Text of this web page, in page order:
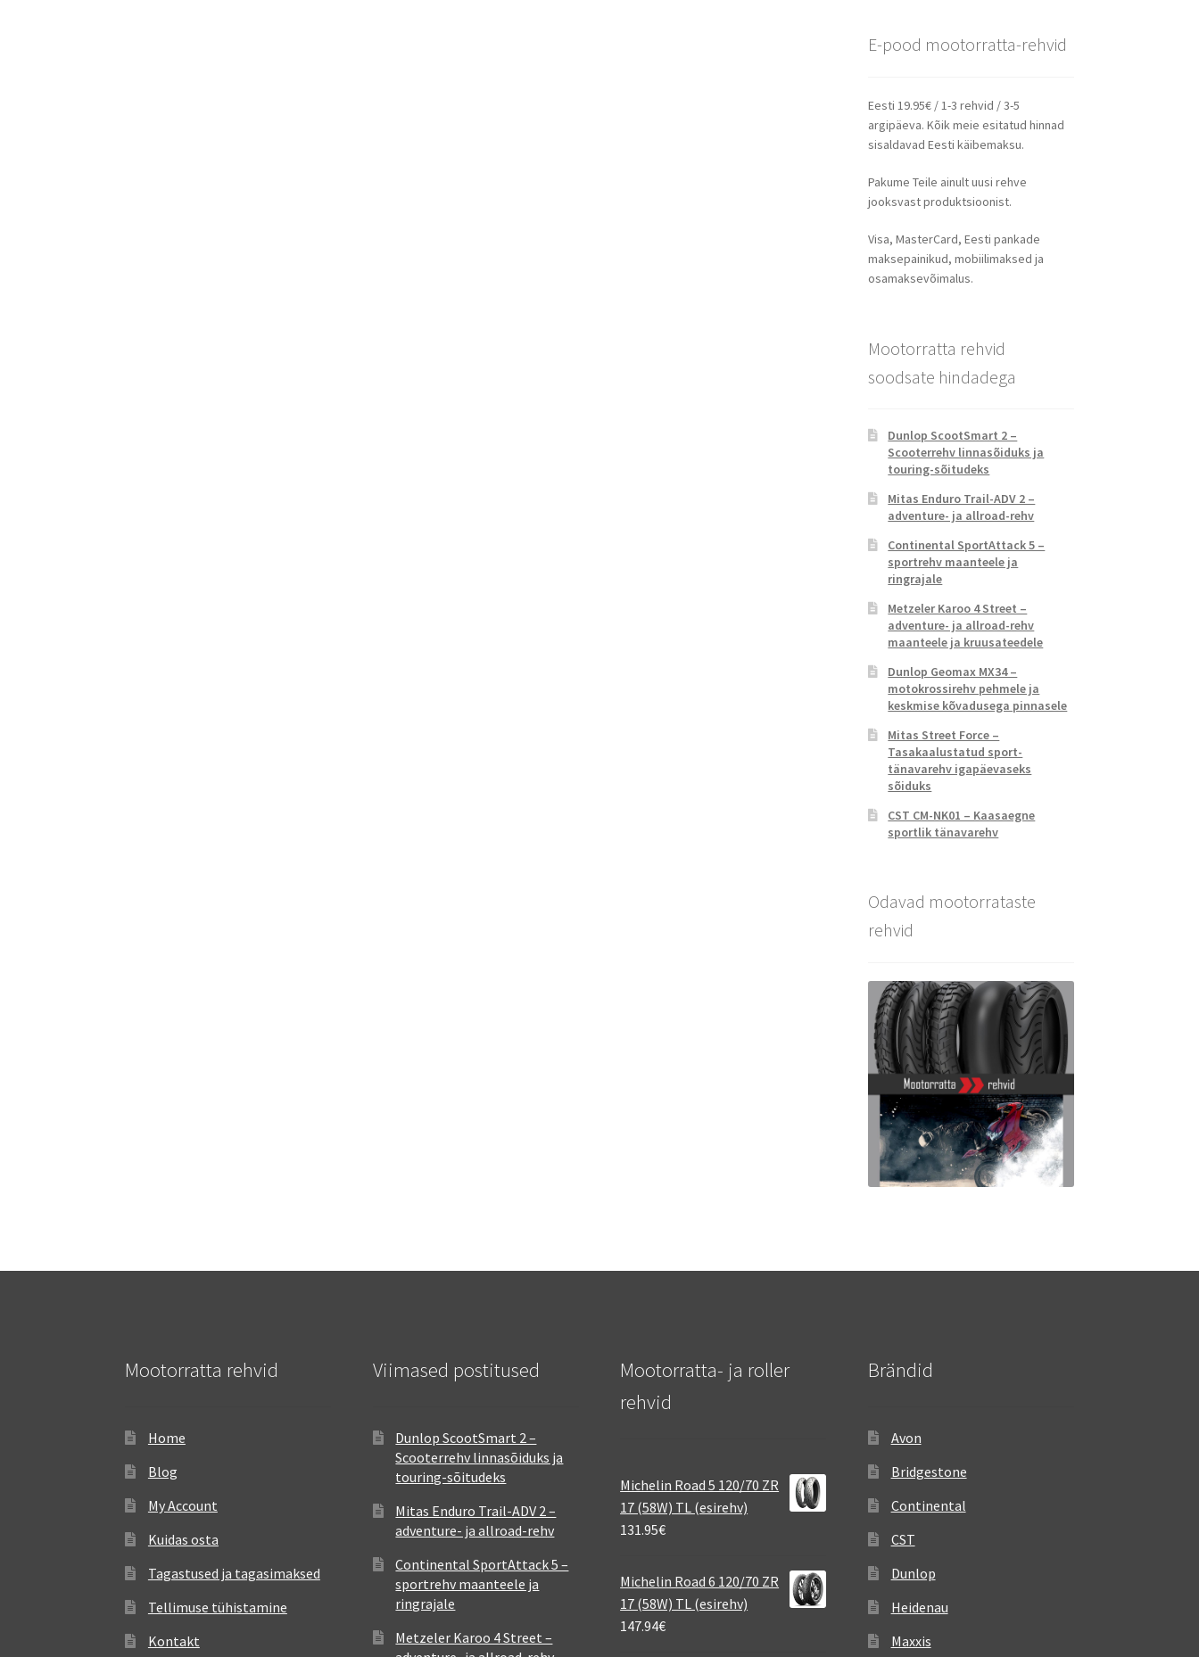
E-pood mootorratta-rehvid
Eesti 19.95€ / 1-3 rehvid / 3-5
argipäeva. Kõik meie esitatud hinnad
sisaldavad Eesti käibemaksu.
Pakume Teile ainult uusi rehve
jooksvast produktsioonist.
Visa, MasterCard, Eesti pankade
maksepainikud, mobiilimaksed ja
osamaksevõimalus.
Mootorratta rehvid
soodsate hindadega
Dunlop ScootSmart 2 –
Scooterrehv linnasõiduks ja
touring-sõitudeks
Mitas Enduro Trail-ADV 2 –
adventure- ja allroad-rehv
Continental SportAttack 5 –
sportrehv maanteele ja
ringrajale
Metzeler Karoo 4 Street –
adventure- ja allroad-rehv
maanteele ja kruusateedele
Dunlop Geomax MX34 –
motokrossirehv pehmele ja
keskmise kõvadusega pinnasele
Mitas Street Force –
Tasakaalustatud sport-
tänavarehv igapäevaseks
sõiduks
CST CM-NK01 – Kaasaegne
sportlik tänavarehv
Odavad mootorrataste
rehvid
Mootorratta rehvid
Home
Blog
My Account
Kuidas osta
Tagastused ja tagasimaksed
Tellimuse tühistamine
Kontakt
Viimased postitused
Dunlop ScootSmart 2 –
Scooterrehv linnasõiduks ja
touring-sõitudeks
Mitas Enduro Trail-ADV 2 –
adventure- ja allroad-rehv
Continental SportAttack 5 –
sportrehv maanteele ja
ringrajale
Metzeler Karoo 4 Street –
Mootorratta- ja roller
rehvid
Michelin Road 5 120/70 ZR
17 (58W) TL (esirehv)
131.95€
Michelin Road 6 120/70 ZR
17 (58W) TL (esirehv)
147.94€
Brändid
Avon
Bridgestone
Continental
CST
Dunlop
Heidenau
Maxxis